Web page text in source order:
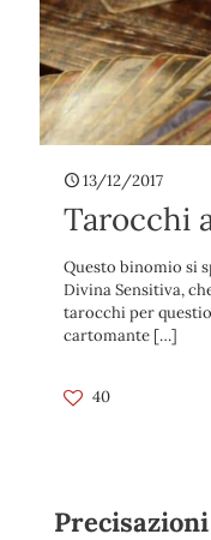
13/12/2017
Tarocchi
Questo binomio si
Divina Sensitiva,
tarocchi per
cartomante […]
40